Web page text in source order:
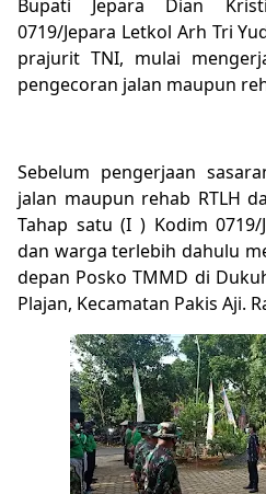
Bupati Jepara Dian
0719/Jepara Letkol Arh Tri
prajurit TNI, mulai
pengecoran jalan maupun
Sebelum pengerjaan
jalan maupun rehab RTLH
Tahap satu (I ) Kodim
dan warga terlebih dahulu
depan Posko TMMD di
Plajan, Kecamatan Pakis Aji.